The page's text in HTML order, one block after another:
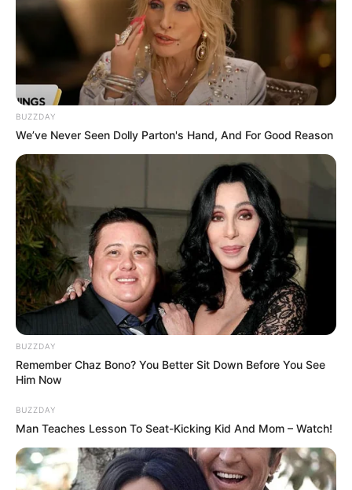
BUZZDAY
We’ve Never Seen Dolly Parton's Hand, And For Good Reason
BUZZDAY
Remember Chaz Bono? You Better Sit Down Before You See
Him Now
BUZZDAY
Man Teaches Lesson To Seat-Kicking Kid And Mom – Watch!